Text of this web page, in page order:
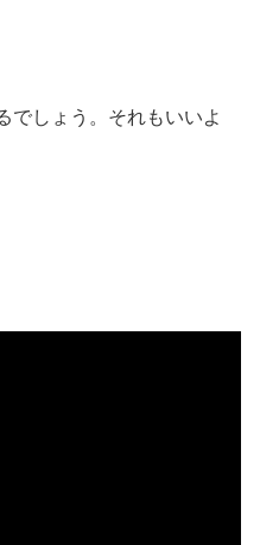
でしょう。それもいいよ